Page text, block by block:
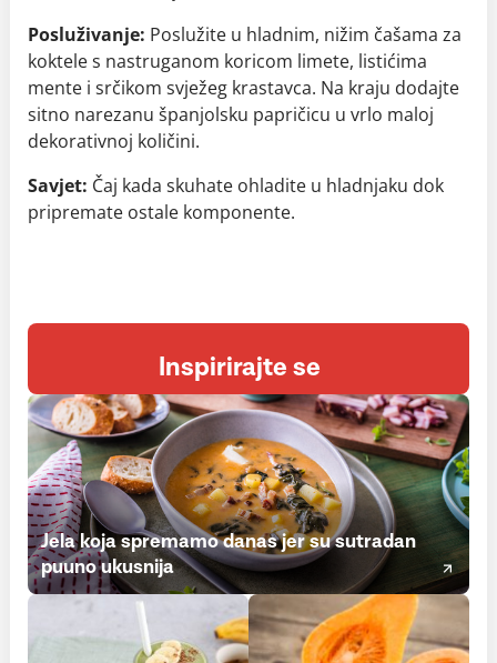
Posluživanje: Poslužite u hladnim, nižim čašama za
koktele s nastruganom koricom limete, listićima
mente i srčikom svježeg krastavca. Na kraju dodajte
sitno narezanu španjolsku papričicu u vrlo maloj
dekorativnoj količini.
Savjet: Čaj kada skuhate ohladite u hladnjaku dok
pripremate ostale komponente.
Inspirirajte se
Jela koja spremamo danas jer su sutradan
puuno ukusnija